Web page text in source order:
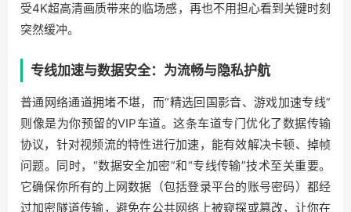
受4K超高清画质带来的临场感，再也不用担心看到关键时刻
突然缓冲。
专线加速与数据安全：为流畅与隐私护航
普通网络通道拥堵不堪，而“精选回国影音、游戏加速专线”
则像是为你预留的VIP车道。这条车道专门优化了数据传输
协议，针对视频流的特性进行加速，能有效解决卡顿、掉帧
问题。同时，“数据安全加密”和“专线传输”技术至关重要。
它确保你所有的上网数据（包括登录平台的账号密码）都经
过加密隧道传输，避免在公共网络上被窥探或篡改，让你在